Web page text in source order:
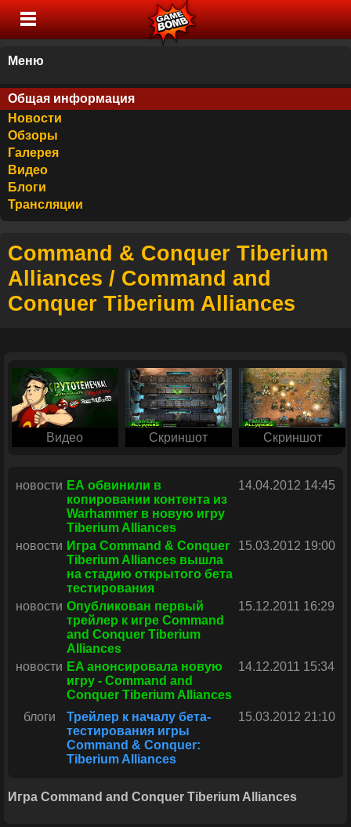
Меню
Общая информация
Новости
Обзоры
Галерея
Видео
Блоги
Трансляции
Command & Conquer Tiberium
Alliances / Command and
Conquer Tiberium Alliances
Видео Скриншот Скриншот
новости ЕА обвинили в
копировании контента из
Warhammer в новую игру
Tiberium Alliances
14.04.2012 14:45
новости Игра Command & Conquer
Tiberium Alliances вышла
на стадию открытого бета
тестирования
15.03.2012 19:00
новости Опубликован первый
трейлер к игре Command
and Conquer Tiberium
Alliances
15.12.2011 16:29
новости EA анонсировала новую
игру - Command and
Conquer Tiberium Alliances
14.12.2011 15:34
блоги
Трейлер к началу бета-
тестирования игры
Command & Conquer:
Tiberium Alliances
15.03.2012 21:10
Игра Command and Conquer Tiberium Alliances